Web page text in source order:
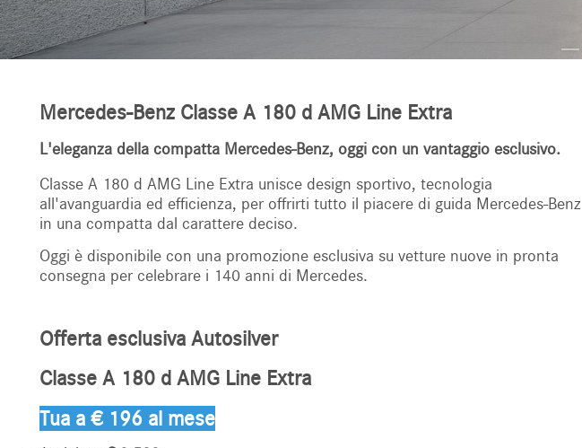
Mercedes-Benz Classe A 180 d AMG Line Extra
L'eleganza della compatta Mercedes-Benz, oggi con un vantaggio esclusivo.
Classe A180 d AMG Line Extra unisce design sportivo, tecnologia
all'avanguardia ed efficienza, per offrirti tutto il piacere di guida Mercedes-Benz
in una compatta dal carattere deciso.
Oggi è disponibile con una promozione esclusiva su vetture nuove in pronta
consegna per celebrare i 140 anni di Mercedes.
Offerta esclusiva Autosilver
Classe A 180 d AMG Line Extra
Tua a € 196 al mese